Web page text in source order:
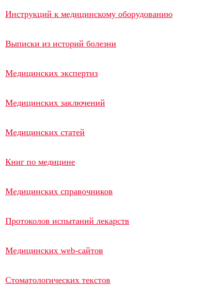
Инструкций к медицинскому оборудованию
Выписки из историй болезни
Медицинских экспертиз
Медицинских заключений
Медицинских статей
Книг по медицине
Медицинских справочников
Протоколов испытаний лекарств
Медицинских web-сайтов
Стоматологических текстов